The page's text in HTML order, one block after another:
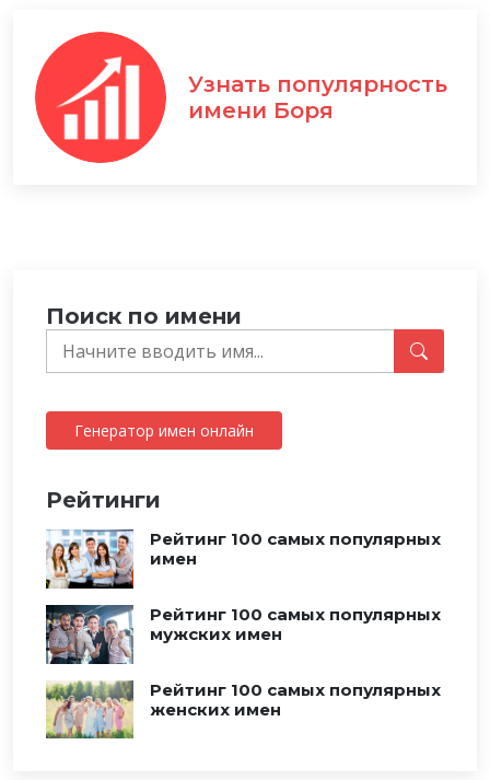
Узнать популярность
имени Боря
Поиск по имени
Генератор имен онлайн
Рейтинги
Рейтинг 100 самых популярных
имен
Рейтинг 100 самых популярных
мужских имен
Рейтинг 100 самых популярных
женских имен